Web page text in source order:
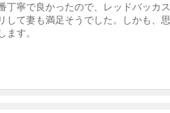
寧で良かったので、レッドバッカ
て妻も満足そうでした。しかも、
す。